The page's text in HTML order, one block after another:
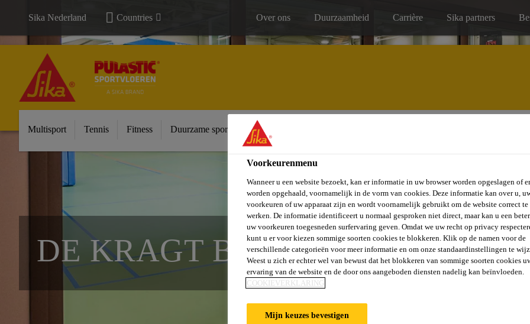
Sika Nederland Countries Over ons Duurzaamheid Carrière Sika partners
Multisport Tennis Fitness Duurzame sportvloeren
DE KRAGT BREDA
Voorkeurenmenu
Wanneer u een website bezoekt, kan er informatie in uw browser worden opgeslagen of
worden opgehaald, voornamelijk in de vorm van cookies. Deze informatie kan over u,
voorkeuren of uw apparaat zijn en wordt voornamelijk gebruikt om de website correct te
werken. De informatie identificeert u normaal gesproken niet direct, maar kan u een
uw voorkeuren toegesneden surfervaring geven. Omdat we uw recht op privacy
kunt u er voor kiezen sommige soorten cookies te blokkeren. Klik op de namen voor de
verschillende categorieën voor meer informatie en om onze standaardinstellingen te
Weest u zich er echter wel van bewust dat het blokkeren van sommige soorten cookies
ervaring van de website en de door ons aangeboden diensten nadelig kan beïnvloeden.
COOKIEVERKLARING
Mijn keuzes bevestigen